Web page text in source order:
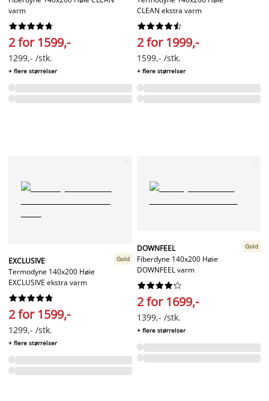
varm






2 for 1599,-
1299,- /stk.
+ flere størrelser
CLEAN ekstra varm






2 for 1999,-
1599,- /stk.
+ flere størrelser
EXCLUSIVE
Termodyne 140x200 Høie
EXCLUSIVE ekstra varm
Gold






2 for 1599,-
1299,- /stk.
+ flere størrelser
DOWNFEEL
Fiberdyne 140x200 Høie
DOWNFEEL varm
Gold






2 for 1699,-
1399,- /stk.
+ flere størrelser